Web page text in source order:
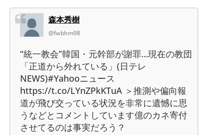
森本秀樹
@fwbhm98
“統一教会”韓国・元幹部が謝罪…現在の教団
「正道から外れている」(日テレ
NEWS)#Yahooニュース
https://t.co/LYnZPkKTuA ＞推測や偏向報
道が飛び交っている状況を非常に遺憾に思
うなどとコメントしています億のカネ寄付
させてるのは事実だろう？